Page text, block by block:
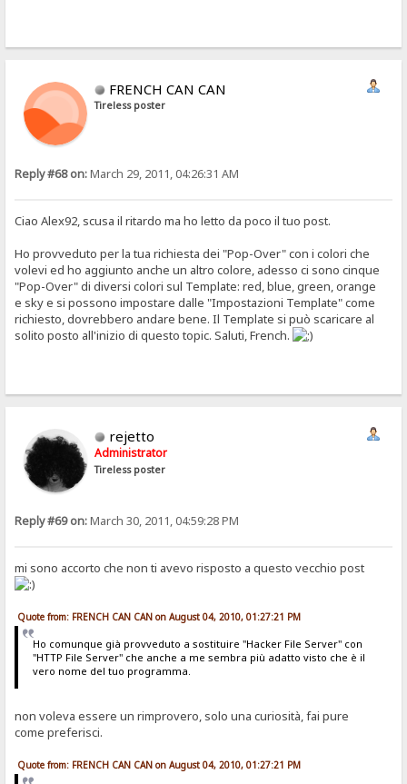
FRENCH CAN CAN
Tireless poster
Reply #68 on:March 29, 2011, 04:26:31 AM
Ciao Alex92, scusa il ritardo ma ho letto da poco il tuo post.
Ho provveduto per la tua richiesta dei "Pop-Over" con i colori che
volevi ed ho aggiunto anche un altro colore, adesso ci sono cinque
"Pop-Over" di diversi colori sul Template: red, blue, green, orange
e sky e si possono impostare dalle "Impostazioni Template" come
richiesto, dovrebbero andare bene. Il Template si può scaricare al
solito posto all'inizio di questo topic. Saluti, French.
rejetto
Administrator
Tireless poster
Reply #69 on:March 30, 2011, 04:59:28 PM
mi sono accorto che non ti avevo risposto a questo vecchio post
Quote from: FRENCH CAN CAN on August 04, 2010, 01:27:21 PM
Ho comunque già provveduto a sostituire "Hacker File Server" con
"HTTP File Server" che anche a me sembra più adatto visto che è il
vero nome del tuo programma.
non voleva essere un rimprovero, solo una curiosità, fai pure
come preferisci.
Quote from: FRENCH CAN CAN on August 04, 2010, 01:27:21 PM